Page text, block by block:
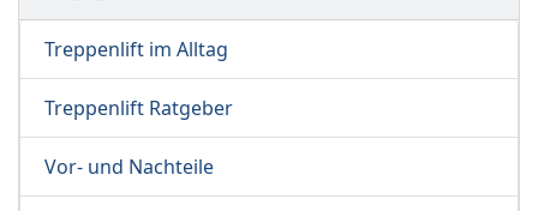
Treppenlift im Alltag
Treppenlift Ratgeber
Vor- und Nachteile